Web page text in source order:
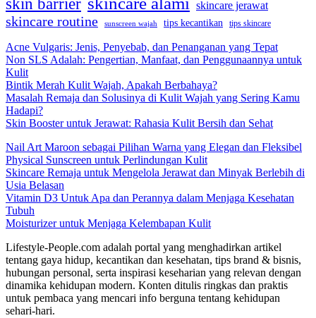
skin barrier skincare jerawat
skincare routine sunscreen wajah tips kecantikan tips skincare
Acne Vulgaris: Jenis, Penyebab, dan Penanganan yang Tepat
Non SLS Adalah: Pengertian, Manfaat, dan Penggunaannya untuk
Kulit
Bintik Merah Kulit Wajah, Apakah Berbahaya?
Masalah Remaja dan Solusinya di Kulit Wajah yang Sering Kamu
Hadapi?
Skin Booster untuk Jerawat: Rahasia Kulit Bersih dan Sehat
Nail Art Maroon sebagai Pilihan Warna yang Elegan dan Fleksibel
Physical Sunscreen untuk Perlindungan Kulit
Skincare Remaja untuk Mengelola Jerawat dan Minyak Berlebih di
Usia Belasan
Vitamin D3 Untuk Apa dan Perannya dalam Menjaga Kesehatan
Tubuh
Moisturizer untuk Menjaga Kelembapan Kulit
Lifestyle-People.com adalah portal yang menghadirkan artikel
tentang gaya hidup, kecantikan dan kesehatan, tips brand & bisnis,
hubungan personal, serta inspirasi keseharian yang relevan dengan
dinamika kehidupan modern. Konten ditulis ringkas dan praktis
untuk pembaca yang mencari info berguna tentang kehidupan
sehari-hari.